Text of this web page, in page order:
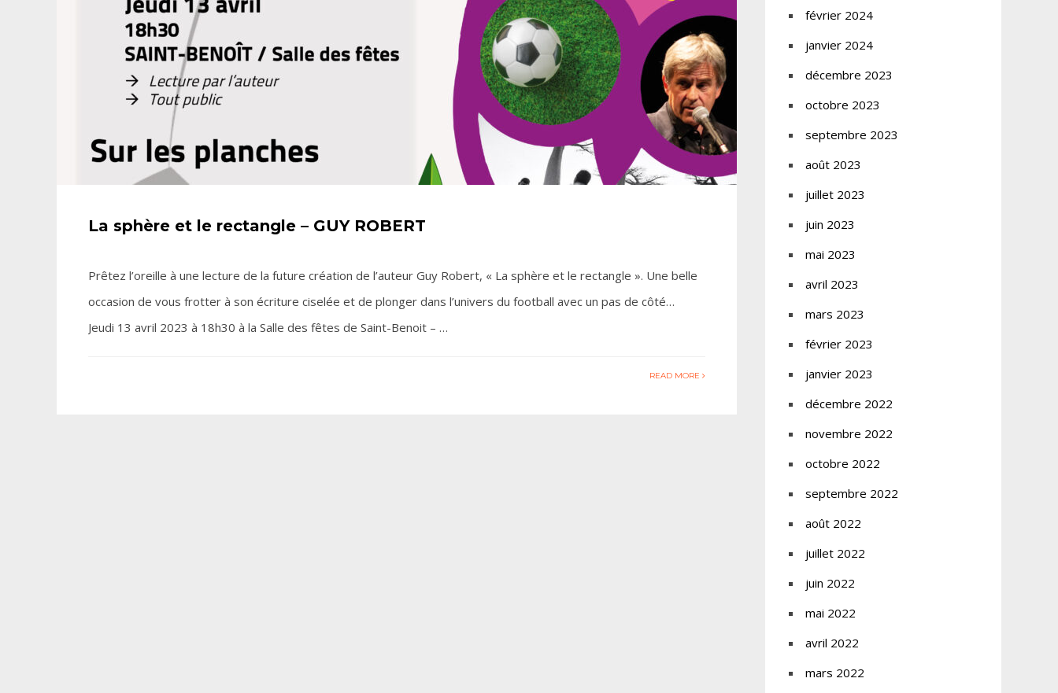
La sphère et le rectangle – GUY ROBERT
Prêtez l’oreille à une lecture de la future création de l’auteur Guy Robert, « La sphère et le rectangle ». Une belle
occasion de vous frotter à son écriture ciselée et de plonger dans l’univers du football avec un pas de côté…
Jeudi 13 avril 2023 à 18h30 à la Salle des fêtes de Saint-Benoit – …
READ MORE
février 2024
janvier 2024
décembre 2023
octobre 2023
septembre 2023
août 2023
juillet 2023
juin 2023
mai 2023
avril 2023
mars 2023
février 2023
janvier 2023
décembre 2022
novembre 2022
octobre 2022
septembre 2022
août 2022
juillet 2022
juin 2022
mai 2022
avril 2022
mars 2022